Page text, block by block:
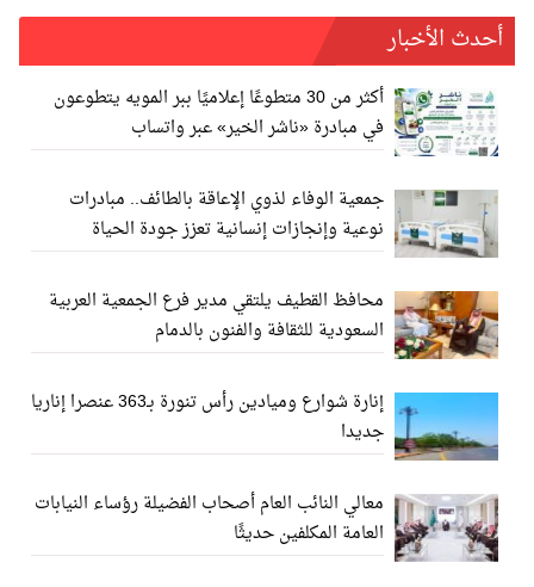
أحدث الأخبار
أكثر من 30 متطوعًا إعلاميًا ببر المويه يتطوعون
في مبادرة «ناشر الخير» عبر واتساب
جمعية الوفاء لذوي الإعاقة بالطائف.. مبادرات
نوعية وإنجازات إنسانية تعزز جودة الحياة
محافظ القطيف يلتقي مدير فرع الجمعية العربية
السعودية للثقافة والفنون بالدمام
إنارة شوارع وميادين رأس تنورة بـ363 عنصرا إناريا
جديدا
معالي النائب العام أصحاب الفضيلة رؤساء النيابات
العامة المكلفين حديثًا